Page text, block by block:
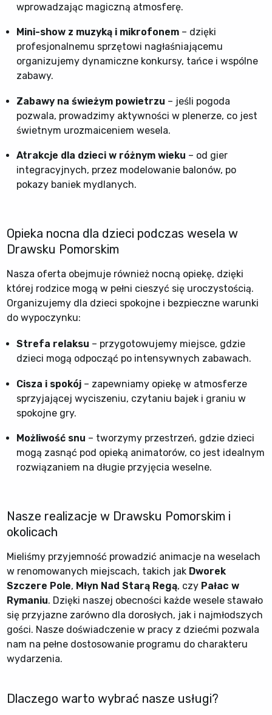
wprowadzając magiczną atmosferę.
Mini-show z muzyką i mikrofonem – dzięki
profesjonalnemu sprzętowi nagłaśniającemu
organizujemy dynamiczne konkursy, tańce i wspólne
zabawy.
Zabawy na świeżym powietrzu – jeśli pogoda
pozwala, prowadzimy aktywności w plenerze, co jest
świetnym urozmaiceniem wesela.
Atrakcje dla dzieci w różnym wieku – od gier
integracyjnych, przez modelowanie balonów, po
pokazy baniek mydlanych.
Opieka nocna dla dzieci podczas wesela w
Drawsku Pomorskim
Nasza oferta obejmuje również nocną opiekę, dzięki
której rodzice mogą w pełni cieszyć się uroczystością.
Organizujemy dla dzieci spokojne i bezpieczne warunki
do wypoczynku:
Strefa relaksu – przygotowujemy miejsce, gdzie
dzieci mogą odpocząć po intensywnych zabawach.
Cisza i spokój – zapewniamy opiekę w atmosferze
sprzyjającej wyciszeniu, czytaniu bajek i graniu w
spokojne gry.
Możliwość snu – tworzymy przestrzeń, gdzie dzieci
mogą zasnąć pod opieką animatorów, co jest idealnym
rozwiązaniem na długie przyjęcia weselne.
Nasze realizacje w Drawsku Pomorskim i
okolicach
Mieliśmy przyjemność prowadzić animacje na weselach
w renomowanych miejscach, takich jak Dworek
Szczere Pole, Młyn Nad Starą Regą, czy Pałac w
Rymaniu. Dzięki naszej obecności każde wesele stawało
się przyjazne zarówno dla dorosłych, jak i najmłodszych
gości. Nasze doświadczenie w pracy z dziećmi pozwala
nam na pełne dostosowanie programu do charakteru
wydarzenia.
Dlaczego warto wybrać nasze usługi?